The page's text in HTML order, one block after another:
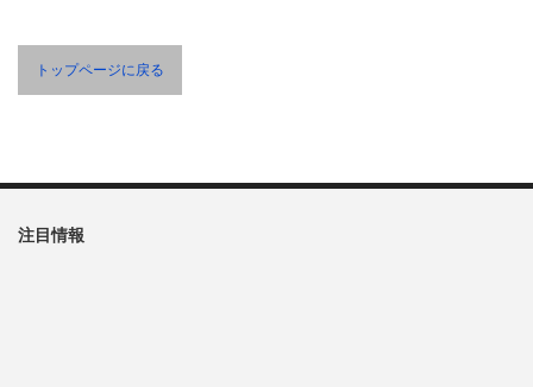
トップページに戻る
注目情報